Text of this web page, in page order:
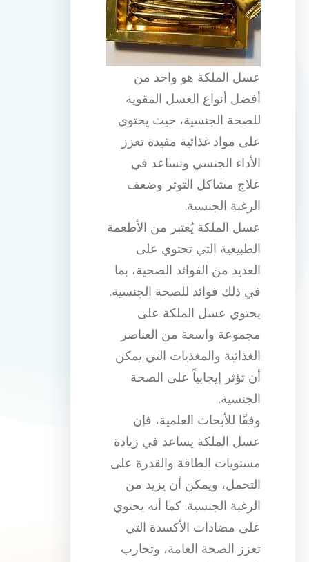
عسل الملكة هو واحد من
أفضل أنواع العسل المقوية
للصحة الجنسية، حيث يحتوي
على مواد غذائية مفيدة تعزز
الأداء الجنسي وتساعد في
علاج مشاكل التوتر وضعف
الرغبة الجنسية.
عسل الملكة يُعتبر من الأطعمة
الطبيعية التي تحتوي على
العديد من الفوائد الصحية، بما
في ذلك فوائد للصحة الجنسية.
يحتوي عسل الملكة على
مجموعة واسعة من العناصر
الغذائية والمغذيات التي يمكن
أن تؤثر إيجابياً على الصحة
الجنسية.
وفقًا للأبحاث العلمية، فإن
عسل الملكة يساعد في زيادة
مستويات الطاقة والقدرة على
التحمل، ويمكن أن يزيد من
الرغبة الجنسية. كما أنه يحتوي
على مضادات الأكسدة التي
تعزز الصحة العامة، وتحارب